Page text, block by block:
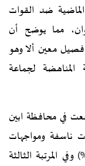
جميعها الماضية ضد القوات
مما يوضح أن
فصيل معين ألا وهو
المناهضة لجماعة
في محافظة ابين
عبوات ناسفة ومواجهات
ثم تلتها محافظة شبوة بنسبة(39.58%) وفي المرتبة الثالثة